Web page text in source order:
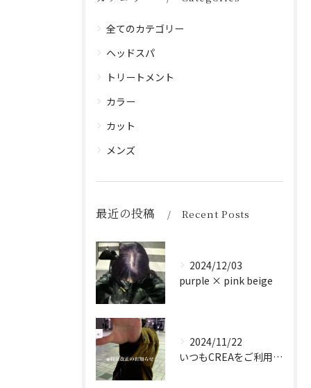
全てのカテゴリー
ヘッドスパ
トリートメント
カラー
カット
メンズ
最近の投稿 Recent Posts
2024/12/03
purple × pink beige
2024/11/22
いつもCREAをご利用頂き誠に有難う御座います！